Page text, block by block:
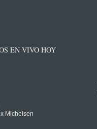
EN VIVO HOY
Michelsen